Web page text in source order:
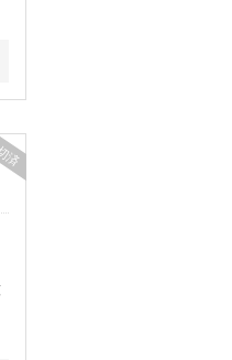
済